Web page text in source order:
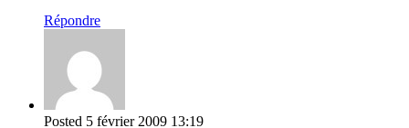
Répondre
Posted 5 février 2009 13:19